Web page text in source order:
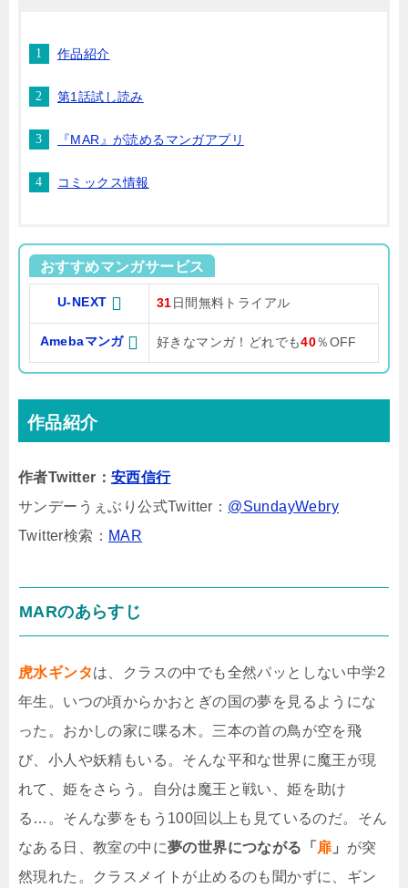
作品紹介
第1話試し読み
『MAR』が読めるマンガアプリ
コミックス情報
おすすめマンガサービス
U-NEXT 31 日間無料トライアル
Amebaマンガ 好きなマンガ！どれでも40％OFF
作品紹介
作者Twitter：安西信行
サンデーうぇぶり公式Twitter： @SundayWebry
Twitter検索： MAR
MARのあらすじ
虎水ギンタは、クラスの中でも全然パッとしない中学2
年生。いつの頃からかおとぎの国の夢を見るようにな
った。おかしの家に喋る木。三本の首の鳥が空を飛
び、小人や妖精もいる。そんな平和な世界に魔王が現
れて、姫をさらう。自分は魔王と戦い、姫を助け
る…。そんな夢をもう100回以上も見ているのだ。そん
なある日、教室の中に夢の世界につながる「 扉 」 が突
然現れた。クラスメイトが止めるのも聞かずに、ギン